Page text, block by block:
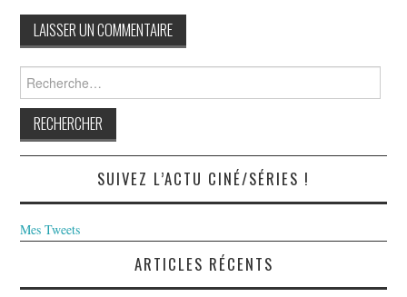
Rechercher :
SUIVEZ L’ACTU CINÉ/SÉRIES !
Mes Tweets
ARTICLES RÉCENTS